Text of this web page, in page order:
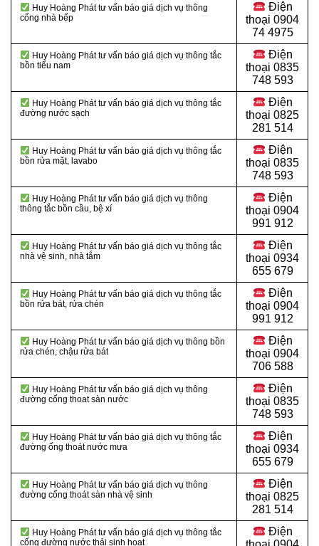
Huy Hoàng Phát tư vấn báo giá dịch vụ thông
cống nhà bếp
Điện
thoại 0904
74 4975
Huy Hoàng Phát tư vấn báo giá dịch vụ thông tắc
bồn tiểu nam
Điện
thoại 0835
748 593
Huy Hoàng Phát tư vấn báo giá dịch vụ thông tắc
đường nước sạch
Điện
thoại 0825
281 514
Huy Hoàng Phát tư vấn báo giá dịch vụ thông tắc
bồn rửa mặt, lavabo
Điện
thoại 0835
748 593
Huy Hoàng Phát tư vấn báo giá dịch vụ thông
thông tắc bồn cầu, bệ xí
Điện
thoại 0904
991 912
Huy Hoàng Phát tư vấn báo giá dịch vụ thông tắc
nhà vệ sinh, nhà tắm
Điện
thoại 0934
655 679
Huy Hoàng Phát tư vấn báo giá dịch vụ thông tắc
bồn rửa bát, rửa chén
Điện
thoại 0904
991 912
Huy Hoàng Phát tư vấn báo giá dịch vụ thông bồn
rửa chén, chậu rửa bát
Điện
thoại 0904
706 588
Huy Hoàng Phát tư vấn báo giá dịch vụ thông
đường cống thoat sàn nước
Điện
thoại 0835
748 593
Huy Hoàng Phát tư vấn báo giá dịch vụ thông tắc
đường ống thoát nước mưa
Điện
thoại 0934
655 679
Huy Hoàng Phát tư vấn báo giá dịch vụ thông
đường cống thoát sàn nhà vệ sinh
Điện
thoại 0825
281 514
Huy Hoàng Phát tư vấn báo giá dịch vụ thông tắc
cống đường nước thải sinh hoạt
Điện